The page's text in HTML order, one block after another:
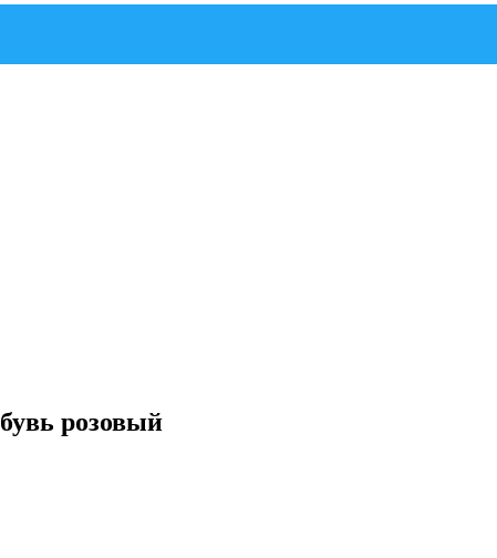
розовый